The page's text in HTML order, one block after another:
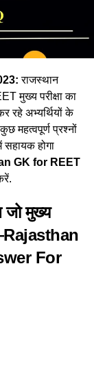
राजस्थान
मुख्य परीक्षा का
रहे अभ्यर्थियों के
महत्वपूर्ण प्रश्नों
होगा
GK for REET
जो मुख्य
For